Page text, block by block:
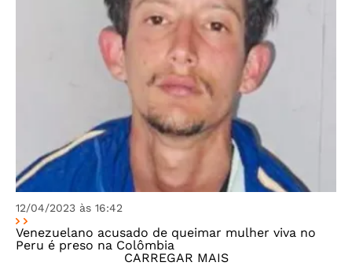
12/04/2023 às 16:42
Venezuelano acusado de queimar mulher viva no
Peru é preso na Colômbia
CARREGAR MAIS